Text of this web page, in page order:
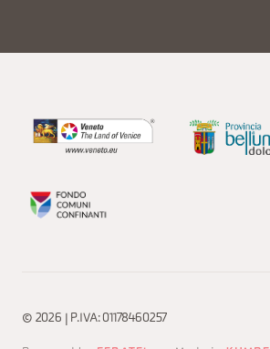
© 2026 | P.IVA: 01178460257